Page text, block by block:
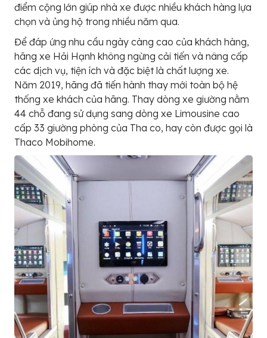
điểm cộng lớn giúp nhà xe được nhiều khách hàng lựa
chọn và ủng hộ trong nhiều năm qua.
Để đáp ứng nhu cầu ngày càng cao của khách hàng,
hãng xe Hải Hạnh không ngừng cải tiến và nâng cấp
các dịch vụ, tiện ích và đặc biệt là chất lượng xe.
Năm 2019, hãng đã tiến hành thay mới toàn bộ hệ
thống xe khách của hãng. Thay dòng xe giường nằm
44 chỗ đang sử dụng sang dòng xe Limousine cao
cấp 33 giường phòng của Tha co, hay còn được gọi là
Thaco Mobihome.